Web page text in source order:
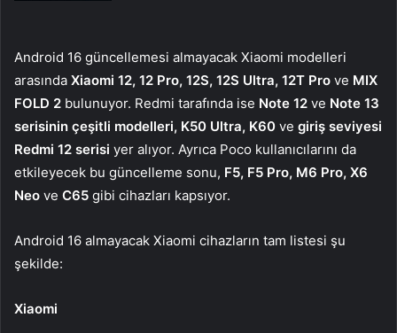
Android 16 güncellemesi almayacak Xiaomi modelleri
arasında Xiaomi 12, 12 Pro, 12S, 12S Ultra, 12T Pro ve MIX
FOLD 2 bulunuyor. Redmi tarafında ise Note 12 ve Note 13
serisinin çeşitli modelleri, K50 Ultra, K60 ve giriş seviyesi
Redmi 12 serisi yer alıyor. Ayrıca Poco kullanıcılarını da
etkileyecek bu güncelleme sonu, F5, F5 Pro, M6 Pro, X6
Neo ve C65 gibi cihazları kapsıyor.
Android 16 almayacak Xiaomi cihazların tam listesi şu
şekilde:
Xiaomi